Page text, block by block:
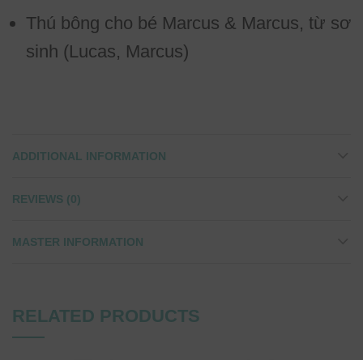
Thú bông cho bé Marcus & Marcus, từ sơ
sinh (Lucas, Marcus)
ADDITIONAL INFORMATION
REVIEWS (0)
MASTER INFORMATION
RELATED PRODUCTS